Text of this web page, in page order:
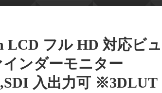
LCD フル HD 対応ビュ
インダーモニター
入出力可 ※3DLUT